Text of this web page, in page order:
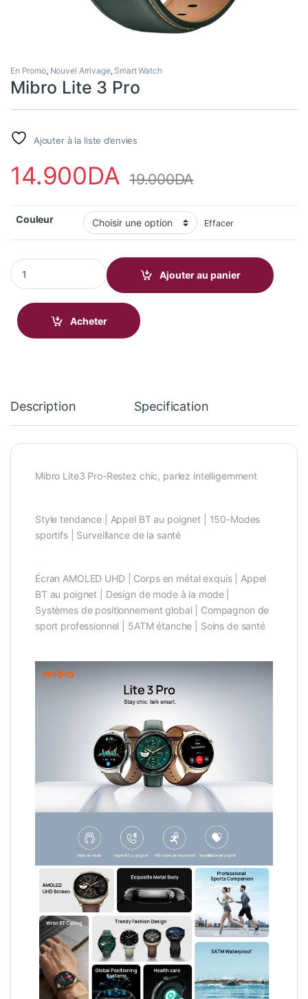
En Promo, Nouvel Arrivage, Smart Watch
Mibro Lite 3 Pro
Ajouter à la liste d’envies
14.900DA 19.000DA
Couleur Effacer
Mibro Lite 3 Pro quantity
Ajouter au panier
Acheter
Description Specification
Mibro Lite3 Pro-Restez chic, parlez intelligemment
Style tendance | Appel BT au poignet | 150-Modes
sportifs | Surveillance de la santé
Écran AMOLED UHD | Corps en métal exquis | Appel
BT au poignet | Design de mode à la mode |
Systèmes de positionnement global | Compagnon de
sport professionnel | 5ATM étanche | Soins de santé